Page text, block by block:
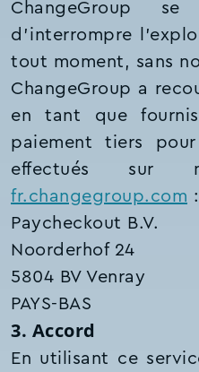
ChangeGroup
d’interrompre
tout moment, sans
ChangeGroup a
en tant que
paiement tiers
effectués sur
fr.changegroup.com :
Paycheckout B.V.
Noorderhof 24
5804 BV Venray
PAYS-BAS
3. Accord
En utilisant ce